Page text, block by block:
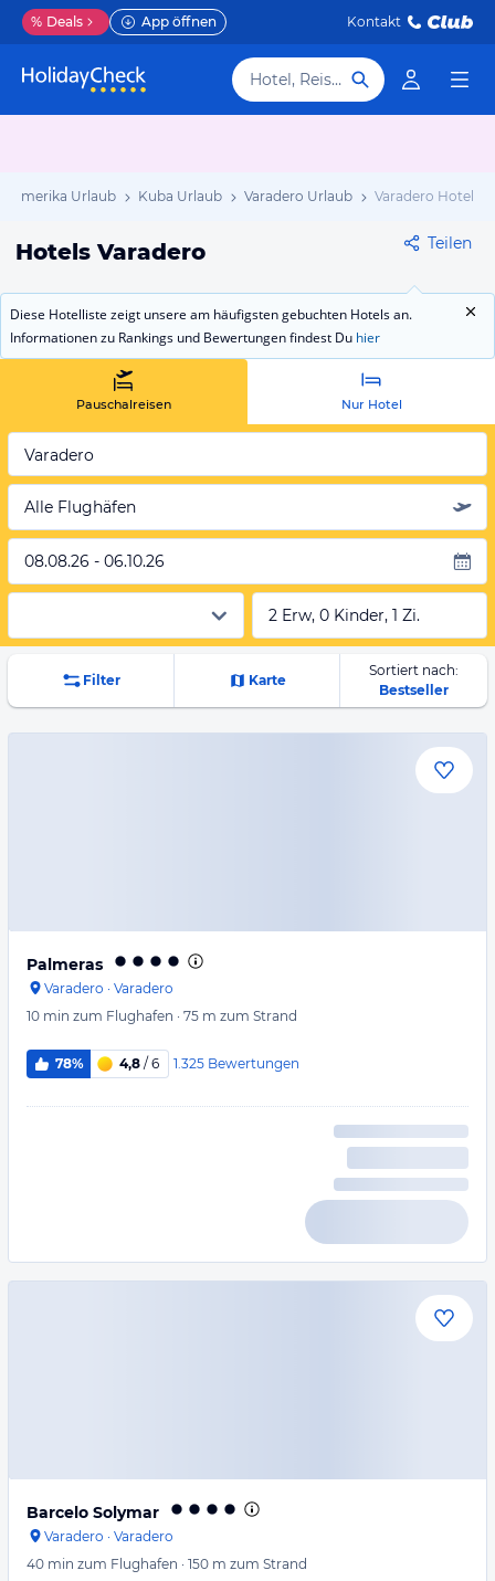
% Deals App öffnen Kontakt
Hotel, Reiseziel
Urlaub Kuba Urlaub Varadero Urlaub Varadero Hotels
Hotels Varadero Teilen
Diese Hotelliste zeigt unsere am häufigsten gebuchten Hotels an.
Informationen zu Rankings und Bewertungen findest Du hier
Pauschalreisen Nur Hotel
Varadero
Alle Flughäfen
08.08.26 - 06.10.26
2 Erw, 0 Kinder, 1 Zi.
Filter Karte
Sortiert nach:
Bestseller
Palmeras
Varadero · Varadero
10 min zum Flughafen · 75 m zum Strand
78% 4,8 / 6 1.325 Bewertungen
Barcelo Solymar
Varadero · Varadero
40 min zum Flughafen · 150 m zum Strand